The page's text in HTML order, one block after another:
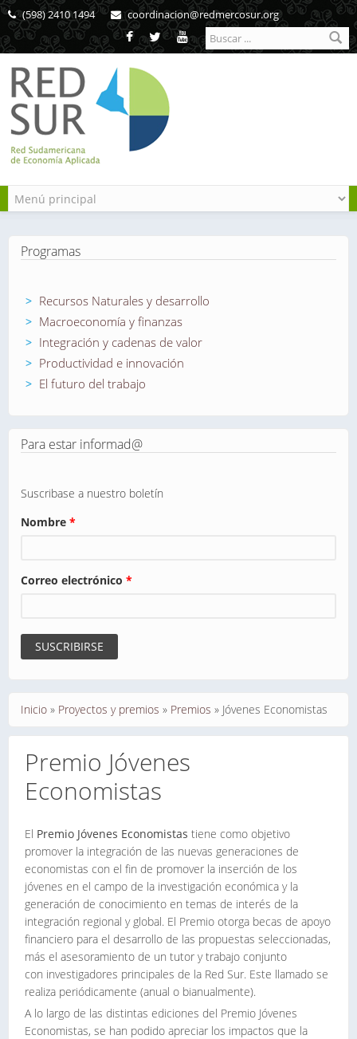
Pasar al contenido principal
(598) 2410 1494 coordinacion@redmercosur.org
Formulario de
búsqueda
Programas
Recursos Naturales y desarrollo
Macroeconomía y finanzas
Integración y cadenas de valor
Productividad e innovación
El futuro del trabajo
Para estar informad@
Suscribase a nuestro boletín
Nombre *
Correo electrónico *
Se encuentra usted aquí
Inicio » Proyectos y premios » Premios » Jóvenes Economistas
Premio Jóvenes
Economistas
El Premio Jóvenes Economistas tiene como objetivo
promover la integración de las nuevas generaciones de
economistas con el fin de promover la inserción de los
jóvenes en el campo de la investigación económica y la
generación de conocimiento en temas de interés de la
integración regional y global. El Premio otorga becas de apoyo
financiero para el desarrollo de las propuestas seleccionadas,
más el asesoramiento de un tutor y trabajo conjunto
con investigadores principales de la Red Sur. Este llamado se
realiza periódicamente (anual o bianualmente).
A lo largo de las distintas ediciones del Premio Jóvenes
Economistas, se han podido apreciar los impactos que la